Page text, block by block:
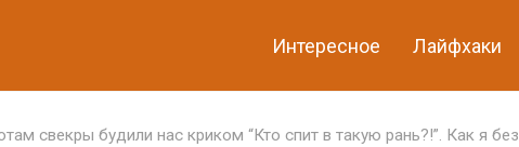
Интересное Лайфхаки
свекры будили нас криком “Кто спит в такую рань?!”. Как я без